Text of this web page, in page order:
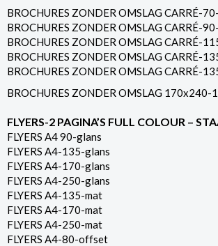
BROCHURES ZONDER OMSLAG CARRÉ-
BROCHURES ZONDER OMSLAG CARRÉ-
BROCHURES ZONDER OMSLAG CARRÉ-
BROCHURES ZONDER OMSLAG CARRÉ-
BROCHURES ZONDER OMSLAG CARRÉ-
BROCHURES ZONDER OMSLAG 170x240-
FLYERS-2 PAGINA’S FULL COLOUR –
FLYERS A4 90-glans
FLYERS A4-135-glans
FLYERS A4-170-glans
FLYERS A4-250-glans
FLYERS A4-135-mat
FLYERS A4-170-mat
FLYERS A4-250-mat
FLYERS A4-80-offset